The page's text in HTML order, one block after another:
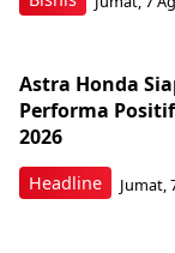
Headline
Astra Honda
Performa
2026
Jumat,